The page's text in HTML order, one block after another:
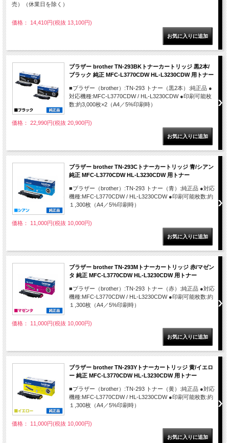
売）（休業日を除く）
価格： 14,410円(税抜 13,100円)
ブラザー brother TN-293BKトナーカートリッジ 黒2本/
ブラック 純正 MFC-L3770CDW HL-L3230CDW 用トナー
■ブラザー（brother）:TN-293 トナー（黒2本）:純正品 ●
対応機種:MFC-L3770CDW / HL-L3230CDW ●印刷可能枚
数:約3,000枚×2（A4／5%印刷時）
価格： 22,990円(税抜 20,900円)
ブラザー brother TN-293Cトナーカートリッジ 青/シアン
純正 MFC-L3770CDW HL-L3230CDW 用トナー
■ブラザー（brother）:TN-293 トナー（青）:純正品 ●対応
機種:MFC-L3770CDW / HL-L3230CDW ●印刷可能枚数:約
１,300枚（A4／5%印刷時）
価格： 11,000円(税抜 10,000円)
ブラザー brother TN-293Mトナーカートリッジ 赤/マゼン
タ 純正 MFC-L3770CDW HL-L3230CDW 用トナー
■ブラザー（brother）:TN-293 トナー（赤）:純正品 ●対応
機種:MFC-L3770CDW / HL-L3230CDW ●印刷可能枚数:約
１,300枚（A4／5%印刷時）
価格： 11,000円(税抜 10,000円)
ブラザー brother TN-293Yトナーカートリッジ 黄/イエロ
ー 純正 MFC-L3770CDW HL-L3230CDW 用トナー
■ブラザー（brother）:TN-293 トナー（黄）:純正品 ●対応
機種:MFC-L3770CDW / HL-L3230CDW ●印刷可能枚数:約
１,300枚（A4／5%印刷時）
価格： 11,000円(税抜 10,000円)